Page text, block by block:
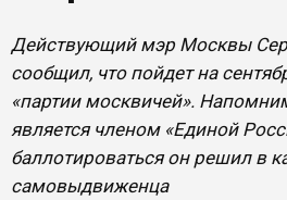
Действующий мэр Москвы
сообщил, что пойдет на
«партии москвичей».
является членом «Единой
баллотироваться он решил в
самовыдвиженца